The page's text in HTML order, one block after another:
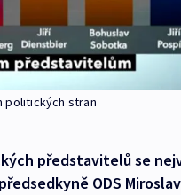
politických stran
představitelů se
ODS